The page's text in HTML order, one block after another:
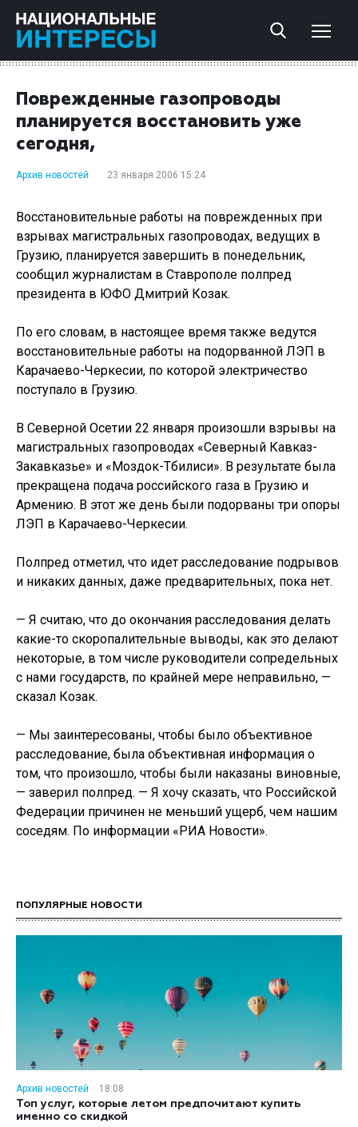
Поврежденные газопроводы
планируется восстановить уже
сегодня,
Архив новостей 23 января 2006 15:24
Восстановительные работы на поврежденных при
взрывах магистральных газопроводах, ведущих в
Грузию, планируется завершить в понедельник,
сообщил журналистам в Ставрополе полпред
президента в ЮФО Дмитрий Козак.
По его словам, в настоящее время также ведутся
восстановительные работы на подорванной ЛЭП в
Карачаево-Черкесии, по которой электричество
поступало в Грузию.
В Северной Осетии 22 января произошли взрывы на
магистральных газопроводах «Северный Кавказ-
Закавказье» и «Моздок-Тбилиси». В результате была
прекращена подача российского газа в Грузию и
Армению. В этот же день были подорваны три опоры
ЛЭП в Карачаево-Черкесии.
Полпред отметил, что идет расследование подрывов
и никаких данных, даже предварительных, пока нет.
— Я считаю, что до окончания расследования делать
какие-то скоропалительные выводы, как это делают
некоторые, в том числе руководители сопредельных
с нами государств, по крайней мере неправильно, —
сказал Козак.
— Мы заинтересованы, чтобы было объективное
расследование, была объективная информация о
том, что произошло, чтобы были наказаны виновные,
— заверил полпред. — Я хочу сказать, что Российской
Федерации причинен не меньший ущерб, чем нашим
соседям. По информации «РИА Новости».
ПОПУЛЯРНЫЕ НОВОСТИ
Архив новостей
18:08
Топ услуг, которые летом предпочитают купить
именно со скидкой